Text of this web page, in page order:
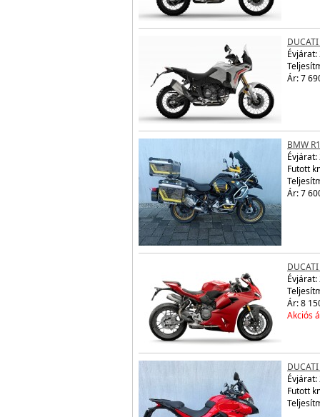
DUCATI
Évjárat:
Ár: 7
BMW
Évjárat:
Futott
Ár: 7
Évjárat:
Ár: 8
Akciós
Évjárat:
Futott